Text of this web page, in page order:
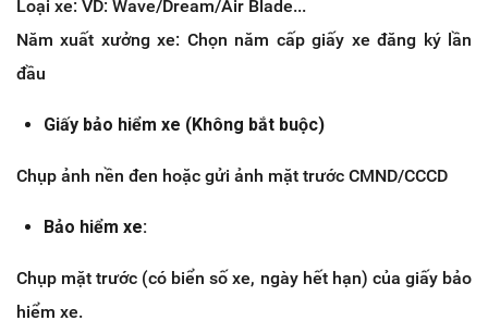
Loại xe: VD: Wave/Dream/Air Blade...
Năm xuất xưởng xe: Chọn năm cấp giấy xe đăng ký lần
đầu
Giấy bảo hiểm xe (Không bắt buộc)
Chụp ảnh nền đen hoặc gửi ảnh mặt trước CMND/CCCD
Bảo hiểm xe:
Chụp mặt trước (có biển số xe, ngày hết hạn) của giấy bảo
hiểm xe.